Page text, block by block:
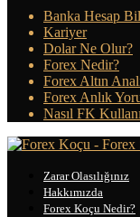
Banka Hesap
Kariyer
Dolar Ne Olur?
Forex Nedir?
Forex Altın
Forex Anlık
Nasıl FK
Zarar Olasılığınız
Hakkımızda
Forex Koçu Nedir?